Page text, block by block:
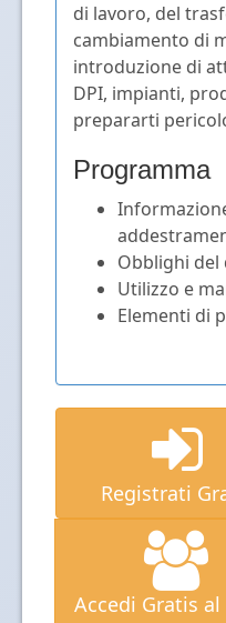
di lavoro, del
cambiamento di
introduzione di
DPI, impianti,
prepararti
Programma
Obblighi del
Utilizzo e
Elementi di
Registrati
Accedi Gratis al